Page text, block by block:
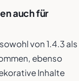
auch für
von 1.4.3 als
ebenso
Inhalte